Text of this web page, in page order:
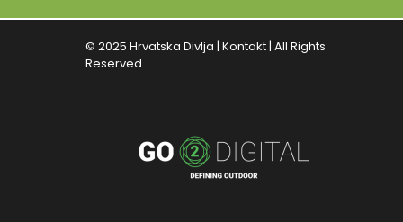
© 2025 Hrvatska Divlja | Kontakt| All Rights
Reserved